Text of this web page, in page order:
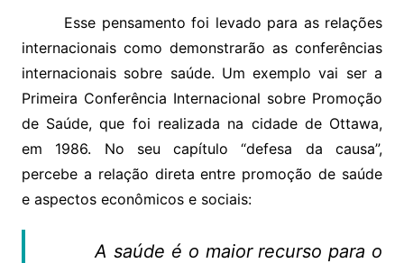
Esse pensamento foi levado para as relações
internacionais como demonstrarão as conferências
internacionais sobre saúde. Um exemplo vai ser a
Primeira Conferência Internacional sobre Promoção
de Saúde, que foi realizada na cidade de Ottawa,
em 1986. No seu capítulo “defesa da causa”,
percebe a relação direta entre promoção de saúde
e aspectos econômicos e sociais:
A saúde é o maior recurso para o